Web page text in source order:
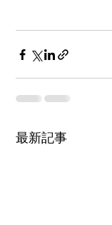
最新記事